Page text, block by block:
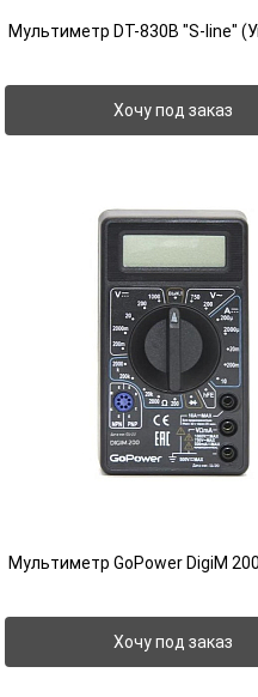
Мультиметр DT-830B "S-line"
Хочу под заказ
Мультиметр GoPower DigiM 200
Хочу под заказ